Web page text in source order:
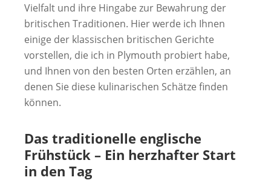
Vielfalt und ihre Hingabe zur Bewahrung der
britischen Traditionen. Hier werde ich Ihnen
einige der klassischen britischen Gerichte
vorstellen, die ich in Plymouth probiert habe,
und Ihnen von den besten Orten erzählen, an
denen Sie diese kulinarischen Schätze finden
können.
Das traditionelle englische
Frühstück – Ein herzhafter Start
in den Tag